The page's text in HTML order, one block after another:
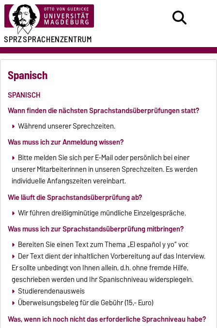
SPRZSPRACHENZENTRUM
Spanisch
SPANISCH
Wann finden die nächsten Sprachstandsüberprüfungen statt?
Während unserer Sprechzeiten.
Was muss ich zur Anmeldung wissen?
Bitte melden Sie sich per E-Mail oder persönlich bei einer
unserer Mitarbeiterinnen in unseren Sprechzeiten. Es werden
individuelle Anfangszeiten vereinbart.
Wie läuft die Sprachstandsüberprüfung ab?
Wir führen dreißigminütige mündliche Einzelgespräche.
Was muss ich zur Sprachstandsüberprüfung mitbringen?
Bereiten Sie einen Text zum Thema „El español y yo“ vor.
Der Text dient der inhaltlichen Vorbereitung auf das Interview.
Er sollte unbedingt von Ihnen allein, d.h. ohne fremde Hilfe,
geschrieben werden und Ihr Spanischniveau widerspiegeln.
Studierendenausweis
Überweisungsbeleg für die Gebühr (15,- Euro)
Was, wenn ich noch nicht das erforderliche Sprachniveau habe?